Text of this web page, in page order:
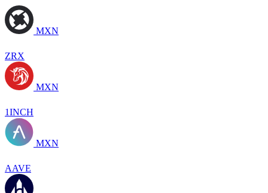
MXN
ZRX
MXN
1INCH
MXN
AAVE